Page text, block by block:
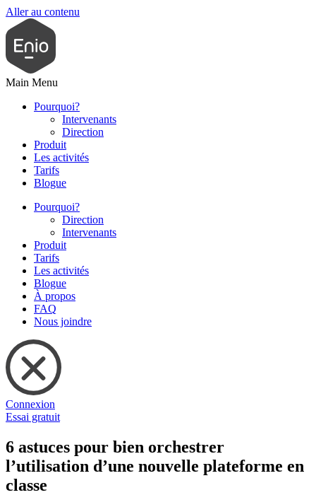
Aller au contenu
Main Menu
Pourquoi?
Intervenants
Direction
Produit
Les activités
Tarifs
Blogue
Pourquoi?
Direction
Intervenants
Produit
Tarifs
Les activités
Blogue
À propos
FAQ
Nous joindre
Connexion
Essai gratuit
6 astuces pour bien orchestrer
l’utilisation d’une nouvelle plateforme en
classe